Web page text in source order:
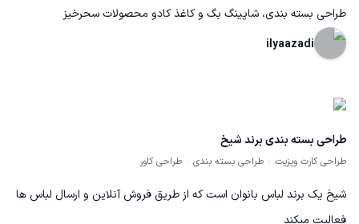
طراحی بسته بندی، شاپینگ بگ و کاغذ کادو محصولات سحرخیز
ilyaazadi
طراحی بسته بندی برند شیخ
طراحی کارت ویزیت طراحی بسته بندی طراحی کاور
شیخ یک برند لباس بانوان است که از طریق فروش آنلاین و ارسال لباس ها
فعالیت میکند